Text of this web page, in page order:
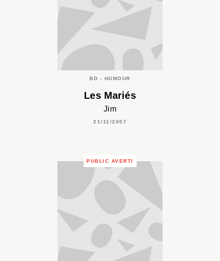
BD - HUMOUR
Les Mariés
Jim
21/11/2007
PUBLIC AVERTI